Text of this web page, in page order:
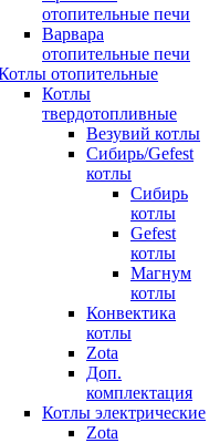
отопительные печи
Варвара
отопительные печи
отопительные
Котлы
твердотопливные
Везувий котлы
Сибирь/Gefest
котлы
Сибирь
котлы
Gefest
котлы
Магнум
котлы
Конвектика
котлы
Zota
Доп.
комплектация
Котлы электрические
Zota